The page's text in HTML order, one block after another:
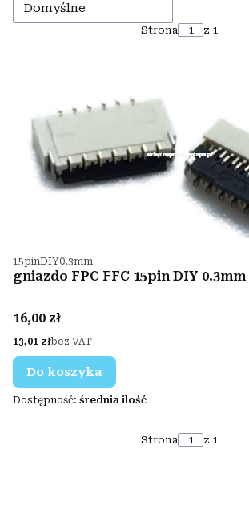
Domyślne
Strona z 1
Kod produktu
15pinDIY0.3mm
gniazdo FPC FFC 15pin DIY 0.3mm
Cena
16,00 zł
Cena
13,01 złbez VAT
Do koszyka
Dostępność: średnia ilość
Strona z 1